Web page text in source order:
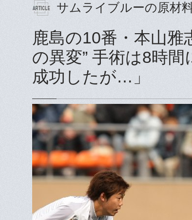
サムライブルーの原材
鹿島の10番・本山雅
の異変” 手術は8時
成功したが…」